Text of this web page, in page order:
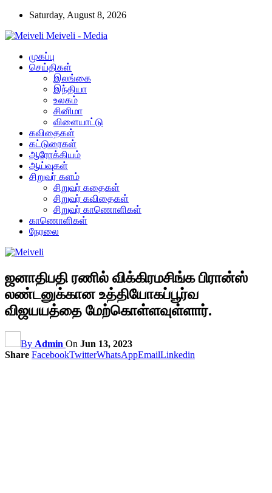
Saturday, August 8, 2026
Meiveli - Media
முகப்பு
செய்திகள்
இலங்கை
இந்தியா
உலகம்
சினிமா
விளையாட்டு
கவிதைகள்
கட்டுரைகள்
ஆரோக்கியம்
ஆய்வுகள்
சிறுவர் களம்
சிறுவர் கதைகள்
சிறுவர் கவிதைகள்
சிறுவர் காணொளிகள்
காணொளிகள்
நேரலை
ஜனாதிபதி ரணில் விக்கிரமசிங்க பிரான்ஸ்
லண்டனுக்கான உத்தியோகப்பூர்வ
விஜயயத்தை மேற்கொள்ளவுள்ளார்.
By Admin On Jun 13, 2023
Share FacebookTwitterWhatsAppEmailLinkedin